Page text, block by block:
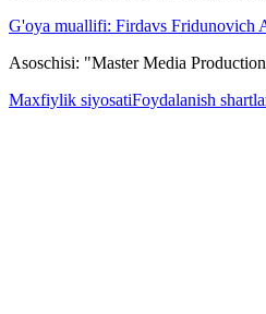
G'oya muallifi: Firdavs Fridunovich
Asoschisi: "Master Media
Maxfiylik siyosatiFoydalanish